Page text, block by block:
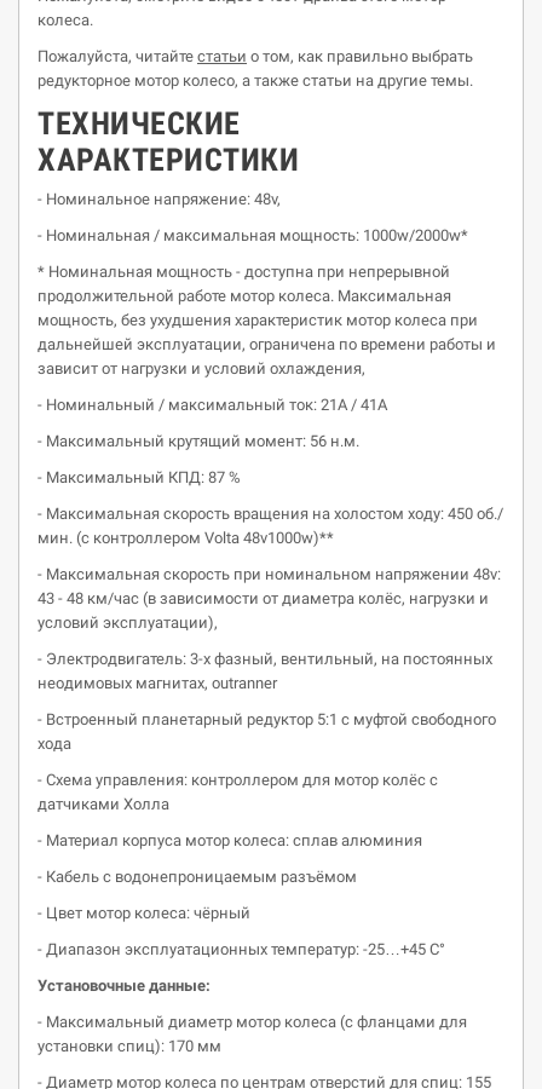
колеса.
Пожалуйста, читайте статьи о том, как правильно выбрать
редукторное мотор колесо, а также статьи на другие темы.
ТЕХНИЧЕСКИЕ
ХАРАКТЕРИСТИКИ
- Номинальное напряжение: 48v,
- Номинальная / максимальная мощность: 1000w/2000w*
* Номинальная мощность - доступна при непрерывной
продолжительной работе мотор колеса. Максимальная
мощность, без ухудшения характеристик мотор колеса при
дальнейшей эксплуатации, ограничена по времени работы и
зависит от нагрузки и условий охлаждения,
- Номинальный / максимальный ток: 21А / 41А
- Максимальный крутящий момент: 56 н.м.
- Максимальный КПД: 87 %
- Максимальная скорость вращения на холостом ходу: 450 об./
мин. (с контроллером Volta 48v1000w)**
- Максимальная скорость при номинальном напряжении 48v:
43 - 48 км/час (в зависимости от диаметра колёс, нагрузки и
условий эксплуатации),
- Электродвигатель: 3-х фазный, вентильный, на постоянных
неодимовых магнитах, outranner
- Встроенный планетарный редуктор 5:1 с муфтой свободного
хода
- Схема управления: контроллером для мотор колёс с
датчиками Холла
- Материал корпуса мотор колеса: сплав алюминия
- Кабель с водонепроницаемым разъёмом
- Цвет мотор колеса: чёрный
- Диапазон эксплуатационных температур: -25…+45 С°
Установочные данные:
- Максимальный диаметр мотор колеса (с фланцами для
установки спиц): 170 мм
- Диаметр мотор колеса по центрам отверстий для спиц: 155